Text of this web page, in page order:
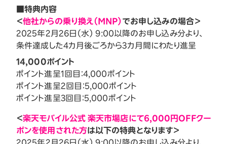
■特典内容
＜他社からの乗り換え（MNP）でお申し込みの場合＞
2025年2月26日（水） 9:00以降のお申し込み分より、
条件達成した4カ月後ごろから3カ月間にわたり進呈
14,000ポイント
ポイント進呈1回目：4,000ポイント
ポイント進呈2回目：5,000ポイント
ポイント進呈3回目：5,000ポイント
＜楽天モバイル公式 楽天市場店にて6,000円OFFクー
ポンを使用された方は以下の特典となります＞
2025年2月26日（水） 9:00以降のお申し込み分より、